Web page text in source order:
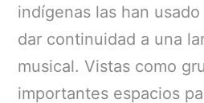
indígenas las han
dar continuidad a una
musical. Vistas como
importantes espacios